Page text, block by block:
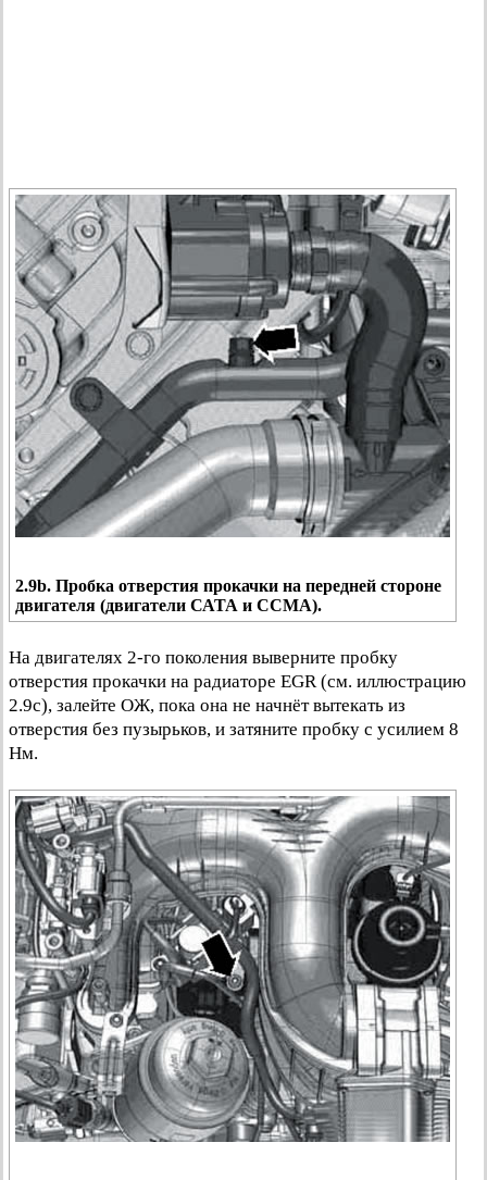
2.9b. Пробка отверстия прокачки на передней стороне
двигателя (двигатели САТА и ССМА).
На двигателях 2-го поколения выверните пробку
отверстия прокачки на радиаторе EGR (см. иллюстрацию
2.9с), залейте ОЖ, пока она не начнёт вытекать из
отверстия без пузырьков, и затяните пробку с усилием 8
Нм.